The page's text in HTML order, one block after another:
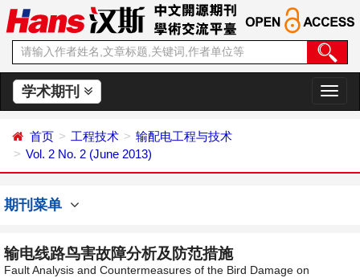
学术期刊
切
换
首页 工程技术
输配电工程与技术
Vol. 2 No. 2 (June 2013)
期刊菜单
输电线路鸟害故障分析及防范措施
Fault Analysis and Countermeasures of the Bird Damage on